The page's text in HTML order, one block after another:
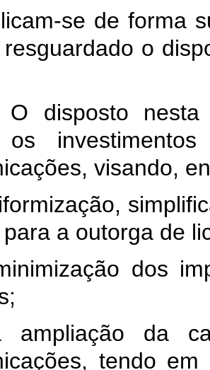
se de forma
resguardado o
O disposto
os
visando,
a outorga de
dos
da
tendo